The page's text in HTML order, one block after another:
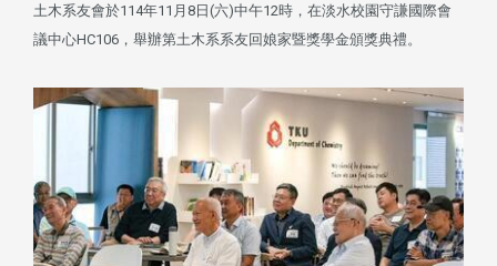
土木系友會於114年11月8日(六)中午12時，在淡水校園守謙國際會
議中心HC106，舉辦第土木系系友回娘家暨獎學金頒獎典禮。